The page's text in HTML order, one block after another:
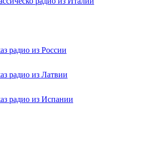
радио из России
радио из Латвии
радио из Испании